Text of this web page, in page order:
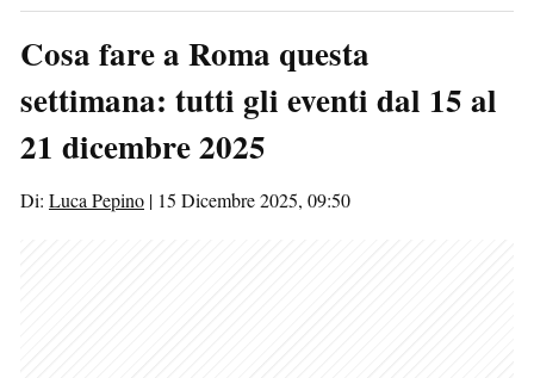
Cosa fare a Roma questa
settimana: tutti gli eventi dal 15 al
21 dicembre 2025
Di: Luca Pepino | 15 Dicembre 2025, 09:50